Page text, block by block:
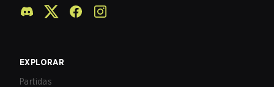
EXPLORAR
Partidas